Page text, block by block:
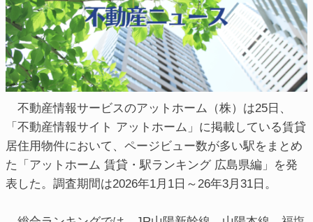
不動産情報サービスのアットホーム（株）は25日、
「不動産情報サイト アットホーム」に掲載している賃貸
居住用物件において、ページビュー数が多い駅をまとめ
た「アットホーム 賃貸・駅ランキング 広島県編」を発
表した。調査期間は2026年1月1日～26年3月31日。